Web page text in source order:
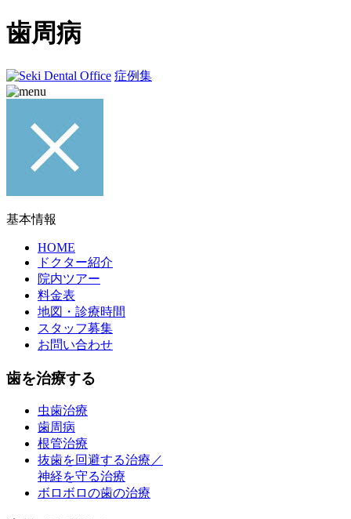
歯周病
症例集
基本情報
HOME
ドクター紹介
院内ツアー
料金表
地図・診療時間
スタッフ募集
お問い合わせ
歯を治療する
虫歯治療
歯周病
根管治療
抜歯を回避する治療／
神経を守る治療
ボロボロの歯の治療